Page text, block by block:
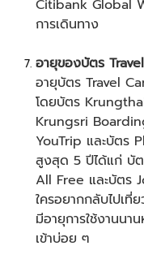
Citibank Global
การเดินทาง
อายุของบัตร
อายุบัตร Travel
โดยบัตร
Krungsri
YouTrip และบัตร
สูงสุด 5 ปีได้แก่ บั
All Free และบัตร
ใครอยากกลับไปเที่
มีอายุการใช้งานนา
เข้าบ่อย ๆ